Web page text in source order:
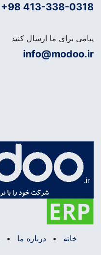
+98 413-338-0318
پیامی برای ما ارسال کنید
info@modoo.ir
خانه • درباره ما •